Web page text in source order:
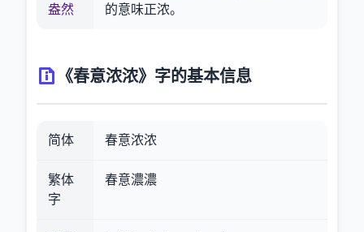
盎然
的意味正浓。
《春意浓浓》字的基本信息
简体 春意浓浓
繁体
字
春意濃濃